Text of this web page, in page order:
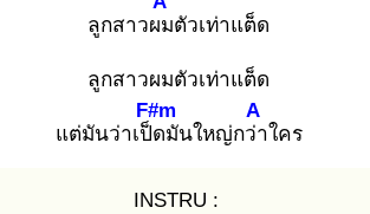
ลูกสาวผมตัวเท่าแต็ด
ลูกสาวผมตัวเท่าแต็ด
แต่มันว่าเป็ด
F#m
มันใหญ่กว่า
A
ใคร
INSTRU :